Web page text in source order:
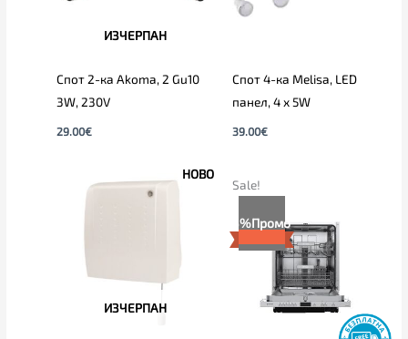
ИЗЧЕРПАН
Спот 2-ка Akoma, 2 Gu10
3W, 230V
29.00€
Спот 4-ка Melisa, LED
панел, 4 х 5W
39.00€
НОВО
ИЗЧЕРПАН
Sale!
5%Промо
price
386.00€.366.00€.